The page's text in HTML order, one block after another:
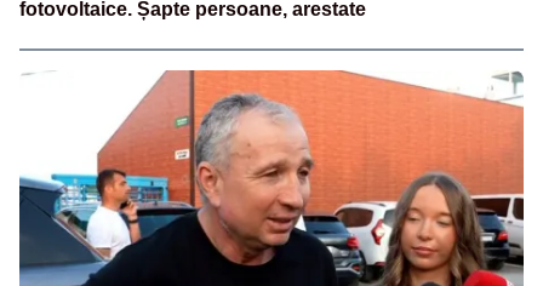
fotovoltaice. Șapte persoane, arestate